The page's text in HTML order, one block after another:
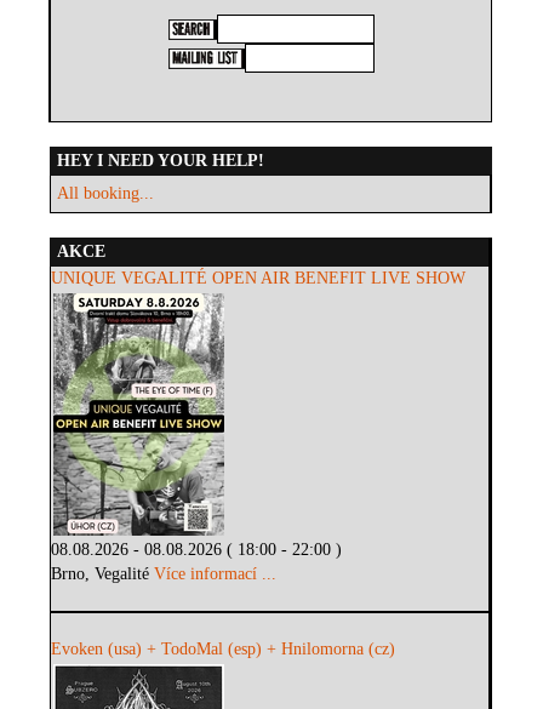
HEY I NEED YOUR HELP!
All booking...
AKCE
UNIQUE VEGALITÉ OPEN AIR BENEFIT LIVE SHOW
08.08.2026 - 08.08.2026 ( 18:00 - 22:00 )
Brno, VegalitéVíce informací ...
Evoken (usa) + TodoMal (esp) + Hnilomorna (cz)